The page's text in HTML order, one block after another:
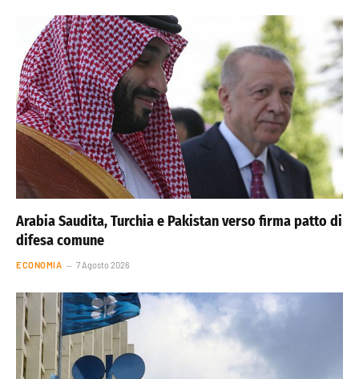
Arabia Saudita, Turchia e Pakistan verso firma patto di
difesa comune
ECONOMIA 7 Agosto 2026